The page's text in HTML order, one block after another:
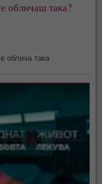
обличаш така?
облича така